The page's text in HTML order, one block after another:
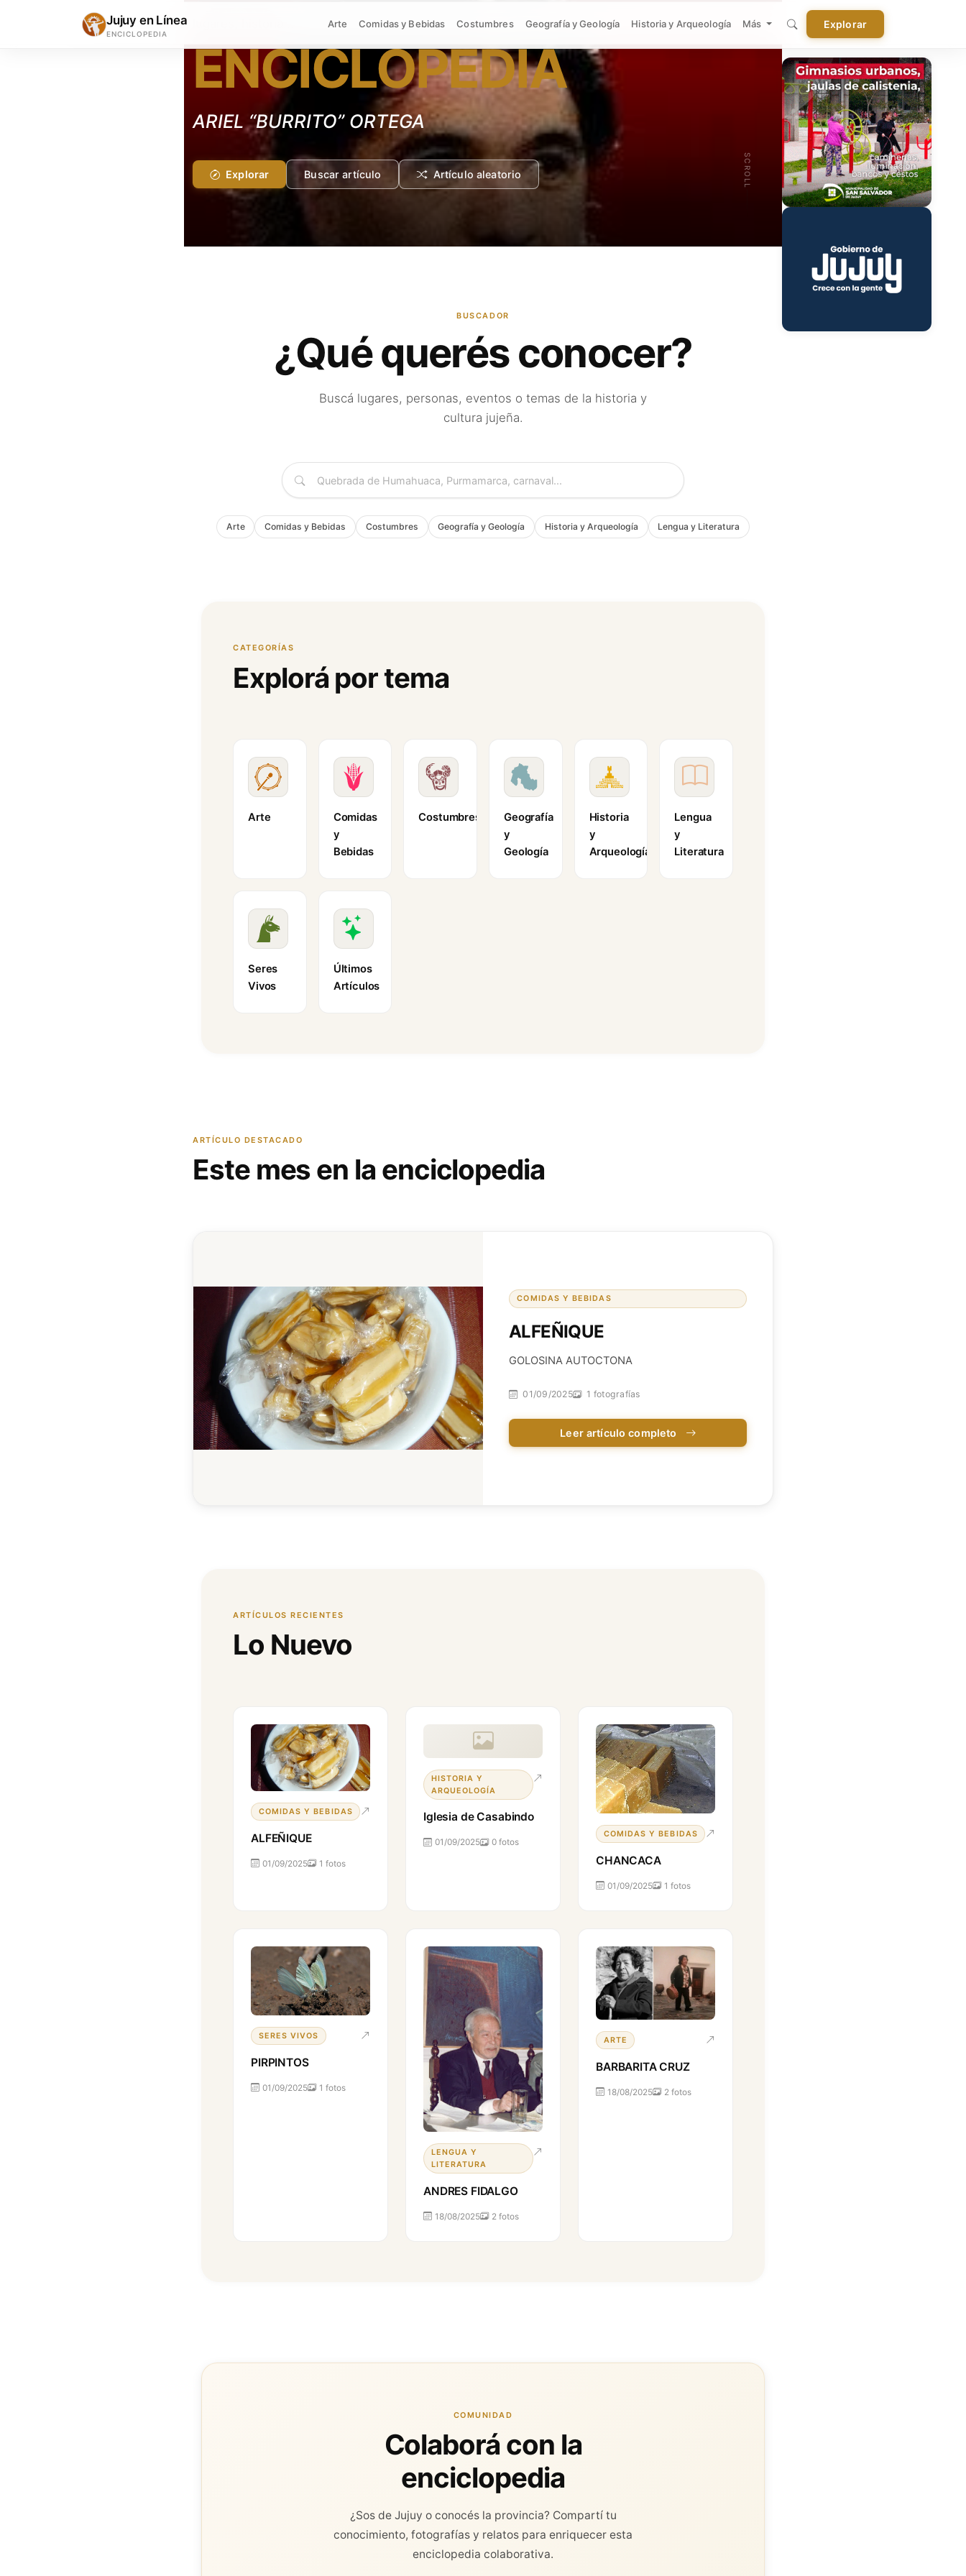
Jujuy en Línea
ENCICLOPEDIA
Arte Comidas y Bebidas Costumbres Geografía y Geología Historia y Arqueología Más Explorar
ENCICLOPEDIA
YASGUA
Explorar Buscar artículo Artículo aleatorio SCROLL
BUSCADOR
¿Qué querés conocer?
Buscá lugares, personas, eventos o temas de la historia y
cultura jujeña.
Arte Comidas y Bebidas Costumbres Geografía y Geología Historia y Arqueología Lengua y Literatura
CATEGORÍAS
Explorá por tema
Arte
Comidas
y
Bebidas
Costumbres
Geografía
y
Geología
Historia
y
Arqueología
Lengua
y
Literatura
Seres
Vivos
Últimos
Artículos
ARTÍCULO DESTACADO
Este mes en la enciclopedia
COMIDAS Y BEBIDAS
ALFEÑIQUE
GOLOSINA AUTOCTONA
01/09/2025 1 fotografías
Leer artículo completo
ARTÍCULOS RECIENTES
Lo Nuevo
COMIDAS Y BEBIDAS
ALFEÑIQUE
01/09/2025 1 fotos
HISTORIA Y
ARQUEOLOGÍA
Iglesia de Casabindo
01/09/2025 0 fotos
COMIDAS Y BEBIDAS
CHANCACA
01/09/2025 1 fotos
SERES VIVOS
PIRPINTOS
01/09/2025 1 fotos
LENGUA Y
LITERATURA
ANDRES FIDALGO
18/08/2025 2 fotos
ARTE
BARBARITA CRUZ
18/08/2025 2 fotos
COMUNIDAD
Colaborá con la
enciclopedia
¿Sos de Jujuy o conocés la provincia? Compartí tu
conocimiento, fotografías y relatos para enriquecer esta
enciclopedia colaborativa.